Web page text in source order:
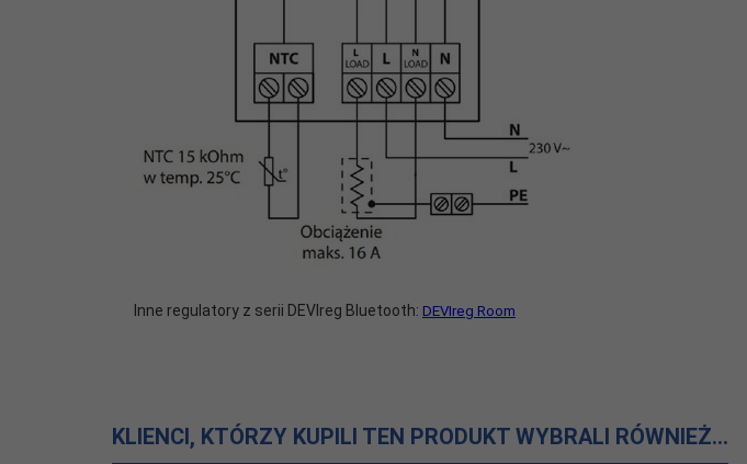
Inne regulatory z serii DEVIreg Bluetooth: DEVIreg Room
KLIENCI, KTÓRZY KUPILI TEN PRODUKT WYBRALI RÓWNIEŻ...